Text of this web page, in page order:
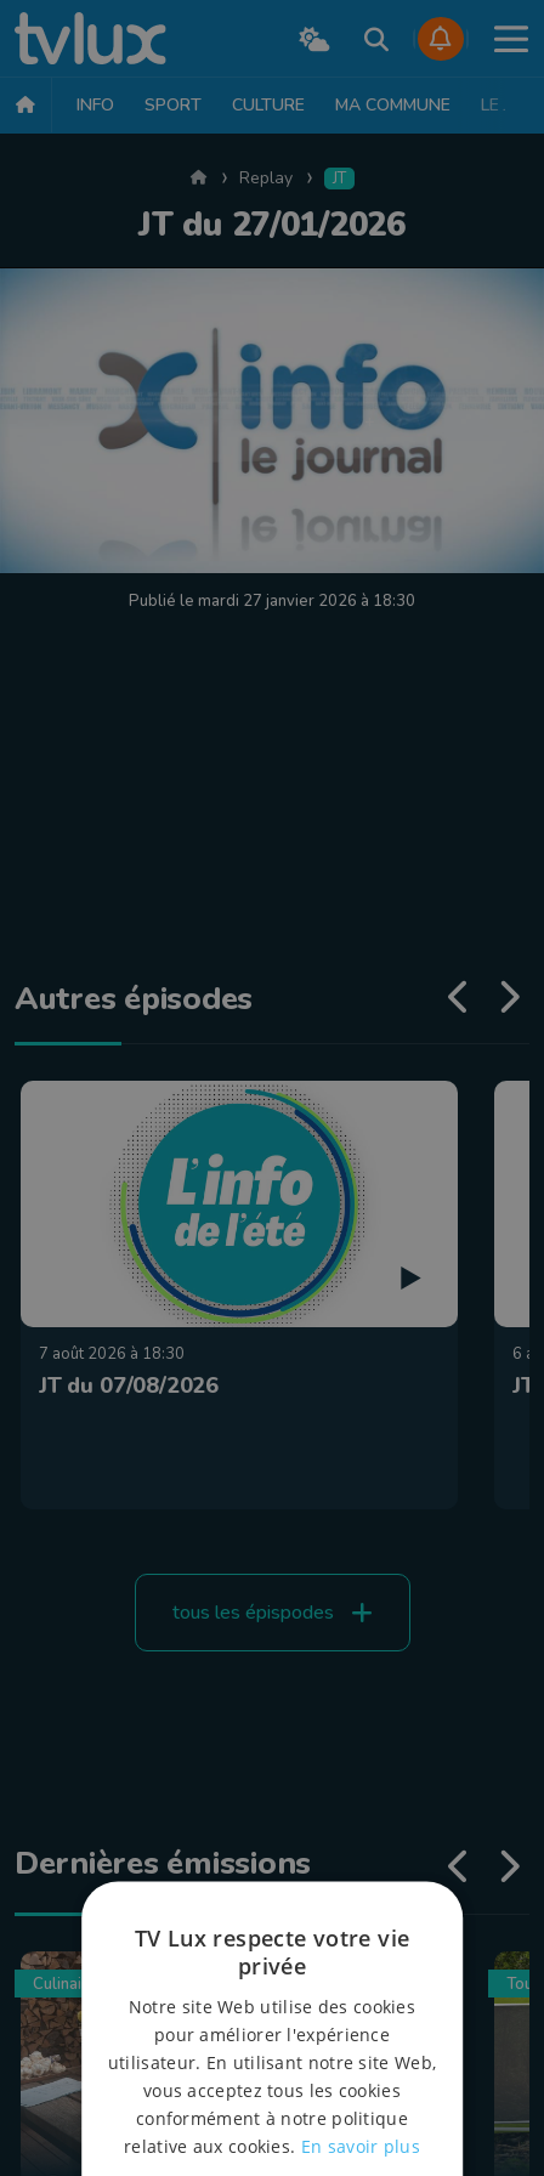
INFO SPORT CULTURE MA COMMUNE LE JT
AccueilReplay JT
JT du 27/01/2026
Publié le mardi 27 janvier 2026 à 18:30
Autres épisodes
7 août 2026 à 18:30
JT du 07/08/2026
6
JT
tous les épispodes
Dernières émissions
Culinaire
TV Lux respecte votre vie
privée
Notre site Web utilise des cookies
pour améliorer l'expérience
utilisateur. En utilisant notre site Web,
vous acceptez tous les cookies
conformément à notre politique
relative aux cookies. En savoir plus